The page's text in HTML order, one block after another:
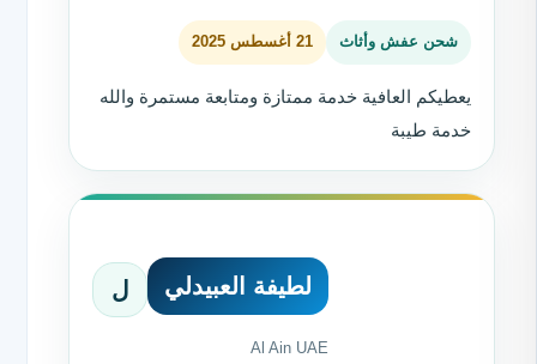
شحن عفش وأثاث 21 أغسطس 2025
يعطيكم العافية خدمة ممتازة ومتابعة مستمرة والله
خدمة طيبة
ل لطيفة العبيدلي
Al Ain UAE